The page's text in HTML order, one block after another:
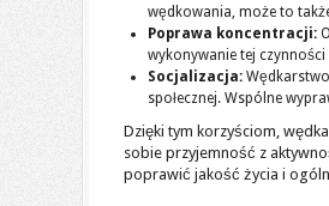
wędkowania, może to
Poprawa koncentracji:
wykonywanie tej
Socjalizacja:
społecznej. Wspólne
Dzięki tym korzyściom,
sobie przyjemność z
poprawić jakość życia i